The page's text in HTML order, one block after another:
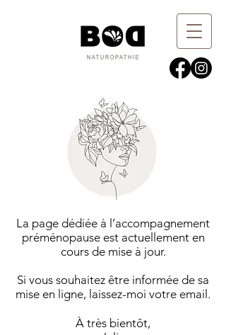
La page dédiée à l’accompagnement
préménopause est actuellement en
cours de mise à jour.
Si vous souhaitez être informée de sa
mise en ligne, laissez-moi votre email.
À très bientôt,